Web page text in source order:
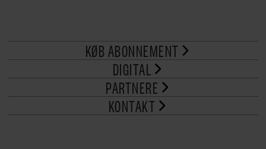
KØB ABONNEMENT
DIGITAL
PARTNERE
KONTAKT